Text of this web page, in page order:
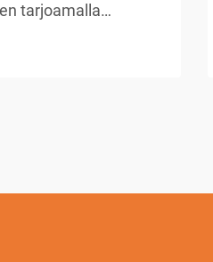
tarjoamalla
ja